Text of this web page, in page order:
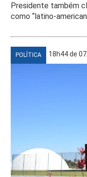
Presidente também
como “latino-
POLÍTICA 18h44 de